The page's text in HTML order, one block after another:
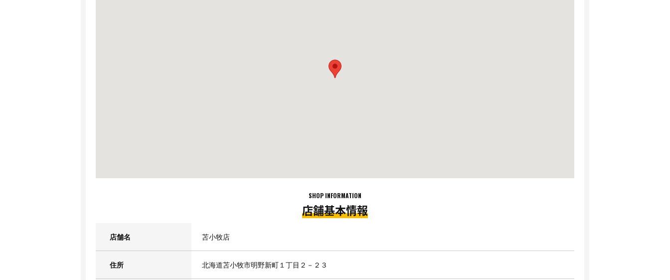
SHOP INFORMATION
店舗基本情報
店舗名 苫小牧店
住所 北海道苫小牧市明野新町１丁目２－２３